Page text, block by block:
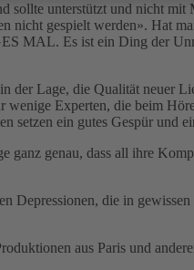
sollte unterstützt und nicht
nicht gespielt werden». Hat
MAL. Es ist ein Ding der
der Lage, die Qualität neuer
Experten, die beim
setzen ein gutes Gespür und
ganz genau, dass all ihre
Depressionen, die in
aus Paris und